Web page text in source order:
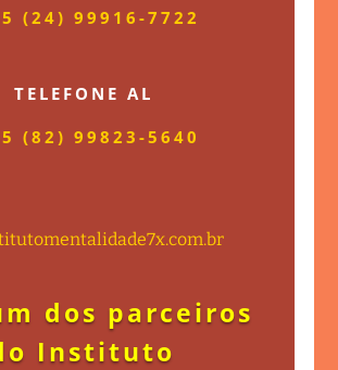
(24) 99916-7722
TELEFONE AL
(82) 99823-5640
r
dos parceiros
Instituto